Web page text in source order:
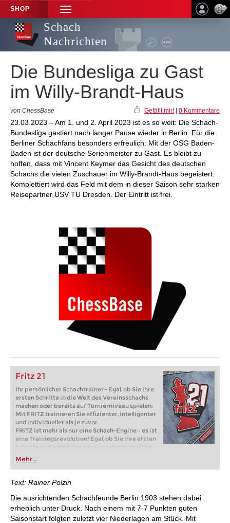
SHOP
TOGGLE
NAVIGATION
Schach
Nachrichten
Die Bundesliga zu Gast
im Willy-Brandt-Haus
von ChessBase Gefällt mir! 0 Kommentare
23.03.2023 – Am 1. und 2. April 2023 ist es so weit: Die Schach-
Bundesliga gastiert nach langer Pause wieder in Berlin. Für die
Berliner Schachfans besonders erfreulich: Mit der OSG Baden-
Baden ist der deutsche Serienmeister zu Gast. Es bleibt zu
hoffen, dass mit Vincent Keymer das Gesicht des deutschen
Schachs die vielen Zuschauer im Willy-Brandt-Haus begeistert.
Komplettiert wird das Feld mit dem in dieser Saison sehr starken
Reisepartner USV TU Dresden. Der Eintritt ist frei.
Fritz 21
Ihr persönlicher Schachtrainer - Egal, ob Sie Ihre
ersten Schritte in die Welt des Vereinsschachs
machen oder bereits auf Turnierniveau spielen:
Mit FRITZ trainieren Sie effizienter, intelligenter
und individueller als je zuvor.
FRITZ ist mehr als nur eine Schach-Engine – es ist
eine Trainingsrevolution! Egal, ob Sie Ihre ersten
Schritte in die Welt des Vereinsschachs machen
oder bereits auf Turnierniveau spielen: Mit
FRITZ trainieren Sie effizienter, intelligenter und
individueller als je zuvor.
Mehr...
Text: Rainer Polzin
Die ausrichtenden Schachfeunde Berlin 1903 stehen dabei
erheblich unter Druck. Nach einem mit 7-7 Punkten guten
Saisonstart folgten zuletzt vier Niederlagen am Stück. Mit